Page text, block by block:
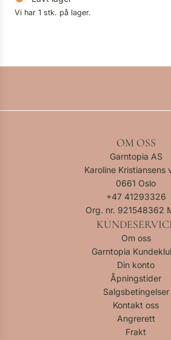
Vi har 1 stk. på lager.
OM OSS
Garntopia AS
Karoline Kristiansens
0661 Oslo
+47 41293326
Org. nr. 921548362
Om oss
Garntopia
Din konto
Åpningstider
Salgsbetingelser
Kontakt oss
Angrerett
Frakt